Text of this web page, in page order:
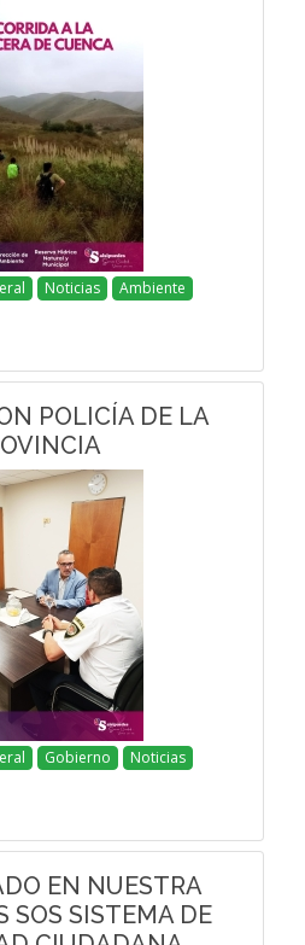
Noticias Ambiente
POLICÍA DE LA
Gobierno Noticias
EN NUESTRA
SOS SISTEMA DE